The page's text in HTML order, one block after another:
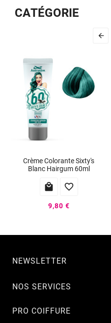
CATÉGORIE

Crème Colorante Sixty's
Blanc Hairgum 60ml
 
9,80 €
NEWSLETTER
NOS SERVICES
PRO COIFFURE